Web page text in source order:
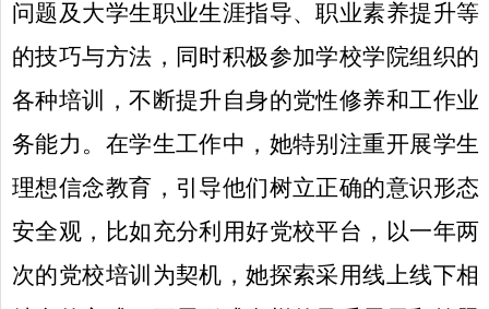
问题及大学生职业生涯指导、职业素养提升等
的技巧与方法，同时积极参加学校学院组织的
各种培训，不断提升自身的党性修养和工作业
务能力。在学生工作中，她特别注重开展学生
理想信念教育，引导他们树立正确的意识形态
安全观，比如充分利用好党校平台，以一年两
次的党校培训为契机，她探索采用线上线下相